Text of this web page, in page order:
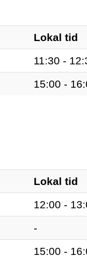
Lokal tid
11:30 -
15:00 -
Lokal tid
12:00 -
-
15:00 -